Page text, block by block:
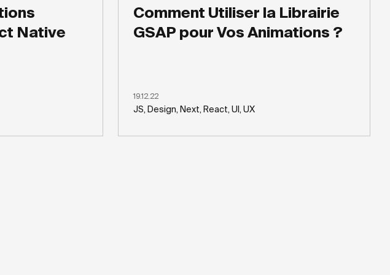
Native
Comment Utiliser la Librairie
GSAP pour Vos Animations ?
19.12.22
JS, Design, Next, React, UI, UX